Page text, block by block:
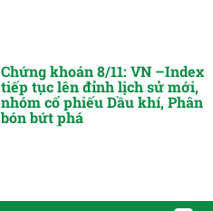
Chứng khoán 8/11: VN –Index
tiếp tục lên đỉnh lịch sử mới,
nhóm cổ phiếu Dầu khí, Phân
bón bứt phá